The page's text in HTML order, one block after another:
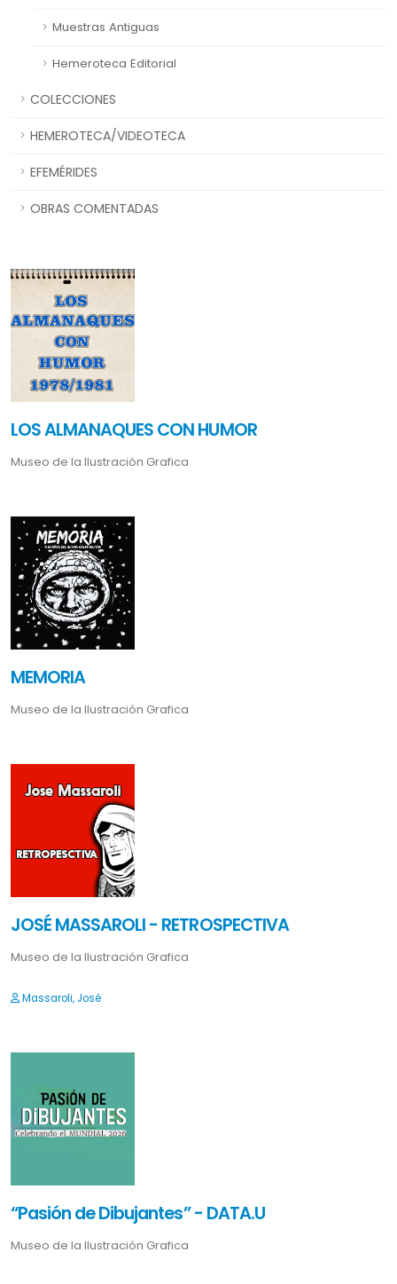
Muestras Antiguas
Hemeroteca Editorial
COLECCIONES
HEMEROTECA/VIDEOTECA
EFEMÉRIDES
OBRAS COMENTADAS
LOS ALMANAQUES CON HUMOR
Museo de la Ilustración Grafica
MEMORIA
Museo de la Ilustración Grafica
JOSÉ MASSAROLI - RETROSPECTIVA
Museo de la Ilustración Grafica
Massaroli, José
“Pasión de Dibujantes” - DATA.U
Museo de la Ilustración Grafica